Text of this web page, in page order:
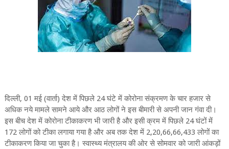
दिल्ली, 01 मई (वार्ता) देश में पिछले 24 घंटे में कोरोना संक्रमण के चार हजार से
अधिक नये मामले सामने आये और आठ लोगों ने इस बीमारी से अपनी जान गंवा दी।
इस बीच देश में कोरोना टीकाकरण भी जारी है और इसी क्रम में पिछले 24 घंटों में
172 लोगों को टीका लगाया गया है और अब तक देश में 2,20,66,66,433 लोगों का
टीकाकरण किया जा चुका है। स्वास्थ्य मंत्रालय की ओर से सोमवार को जारी आंकड़ों